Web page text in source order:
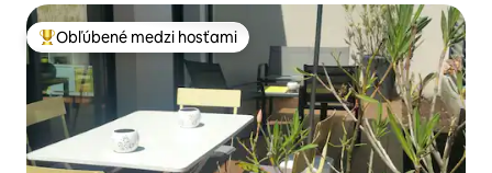
Najobľúbenejšie medzi hosťami
Obľúbené medzi hosťami